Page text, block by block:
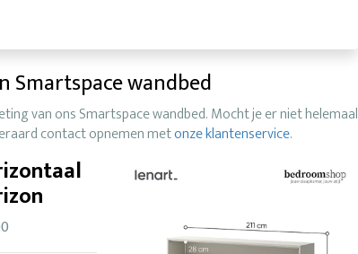
Smartspace wandbed
van ons Smartspace wandbed. Mocht je er niet helemaal
contact opnemen metonze klantenservice.